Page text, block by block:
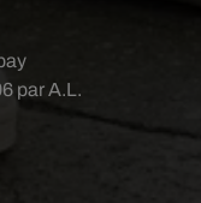
par A.L.